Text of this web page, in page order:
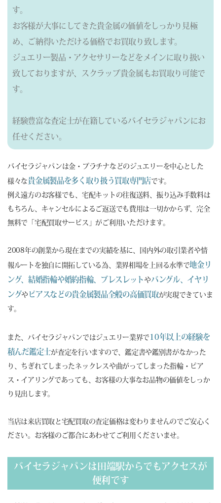
す。
お客様が大事にしてきた貴金属の価値をしっかり見極
め、ご納得いただける価格でお買取り致します。
ジュエリー製品・アクセサリーなどをメインに取り扱い
致しておりますが、
スクラップ貴金属もお買取り可能で
す。
経験豊富な査定士が在籍しているバイセラジャパンにお
任せください。
バイセラジャパンは金・プラチナなどのジュエリーを中心とした
様々な貴金属製品を多く取り扱う買取専門店です。
例え遠方のお客様でも、宅配キットの往復送料、振り込み手数料は
もちろん、キャンセルによるご返送でも費用は一切かからず、完全
無料で「宅配買取サービス」がご利用いただけます。
2008年の創業から現在までの実績を基に、国内外の取引業者や情
報ルートを独自に開拓している為、業界相場を上回る水準で地金リ
ング、結婚指輪や婚約指輪、ブレスレット やバングル、イヤリ
ングや ピアスなどの貴金属製品全般の高価買取が実現できていま
す。
また、バイセラジャパンではジュエリー業界で 10年以上の経験を
積んだ鑑定士が査定を行いますので、鑑定書や鑑別書がなかった
り、ちぎれてしまったネックレスや曲がってしまった指輪・ピア
ス・イアリングであっても、お客様の大事なお品物の価値をしっか
り見出します。
当店は来店買取と宅配買取の査定価格は変わりませんのでご安心く
ださい。お客様のご都合にあわせてご利用くださいませ。
バイセラジャパンは田端駅からでもアクセスが
便利です